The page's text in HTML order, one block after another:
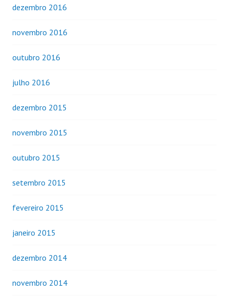
dezembro 2016
novembro 2016
outubro 2016
julho 2016
dezembro 2015
novembro 2015
outubro 2015
setembro 2015
fevereiro 2015
janeiro 2015
dezembro 2014
novembro 2014